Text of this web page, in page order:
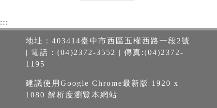
:::
地址：403414臺中市西區五權西路一段2號
| 電話：(04)2372-3552 | 傳真:(04)2372-
1195
建議使用Google Chrome最新版 1920 x
1080 解析度瀏覽本網站